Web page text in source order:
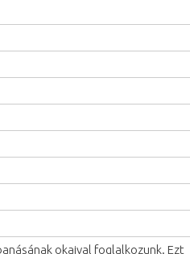
okaival foglalkozunk. Ezt